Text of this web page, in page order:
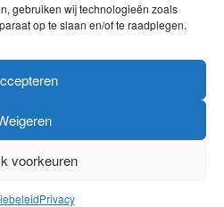
gebruiken wij technologieën zoals
op te slaan en/of te raadplegen.
voorkeuren
Privacy